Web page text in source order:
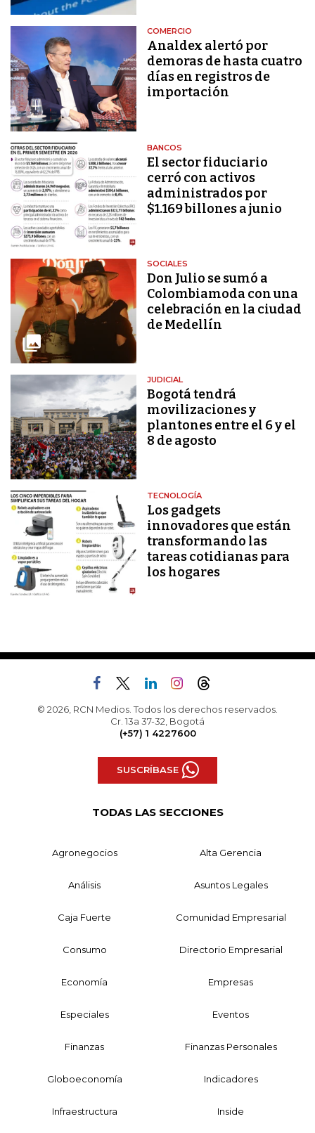
COMERCIO
Analdex alertó por
demoras de hasta cuatro
días en registros de
importación
BANCOS
El sector fiduciario
cerró con activos
administrados por
$1.169 billones a junio
SOCIALES
Don Julio se sumó a
Colombiamoda con una
celebración en la ciudad
de Medellín
JUDICIAL
Bogotá tendrá
movilizaciones y
plantones entre el 6 y el
8 de agosto
TECNOLOGÍA
Los gadgets
innovadores que están
transformando las
tareas cotidianas para
los hogares
© 2026, RCN Medios. Todos los derechos reservados.
Cr. 13a 37-32, Bogotá
(+57) 1 4227600
SUSCRÍBASE
TODAS LAS SECCIONES
Agronegocios Alta Gerencia
Análisis Asuntos Legales
Caja Fuerte Comunidad Empresarial
Consumo Directorio Empresarial
Economía Empresas
Especiales Eventos
Finanzas Finanzas Personales
Globoeconomía Indicadores
Infraestructura Inside